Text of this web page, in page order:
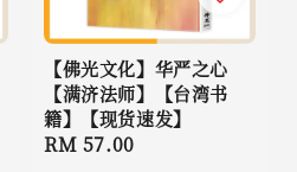
【佛光文化】华严之心
【满济法师】【台湾书
籍】【现货速发】
Regular
RM 57.00